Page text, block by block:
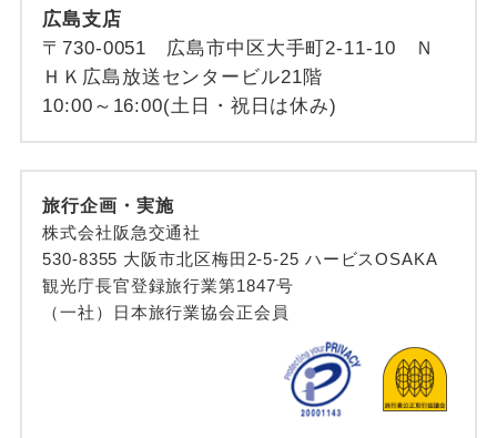
広島支店
〒730-0051 広島市中区大手町2-11-10 Ｎ
ＨＫ広島放送センタービル21階
10:00～16:00(土日・祝日は休み)
旅行企画・実施
株式会社阪急交通社
530-8355 大阪市北区梅田2-5-25 ハービスOSAKA
観光庁長官登録旅行業第1847号
（一社）日本旅行業協会正会員